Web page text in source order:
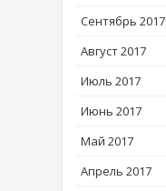
Сентябрь 2017
Август 2017
Июль 2017
Июнь 2017
Май 2017
Апрель 2017